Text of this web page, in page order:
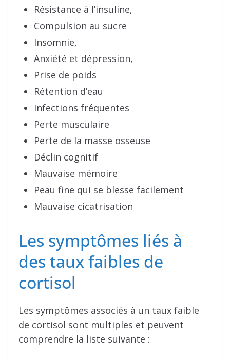
Résistance à l’insuline,
Compulsion au sucre
Insomnie,
Anxiété et dépression,
Prise de poids
Rétention d’eau
Infections fréquentes
Perte musculaire
Perte de la masse osseuse
Déclin cognitif
Mauvaise mémoire
Peau fine qui se blesse facilement
Mauvaise cicatrisation
Les symptômes liés à
des taux faibles de
cortisol
Les symptômes associés à un taux faible
de cortisol sont multiples et peuvent
comprendre la liste suivante :